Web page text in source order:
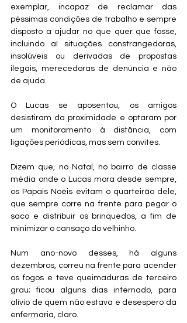
exemplar, incapaz de reclamar das
péssimas condições de trabalho e sempre
disposto a ajudar no que quer que fosse,
incluindo aí situações constrangedoras,
insolúveis ou derivadas de propostas
ilegais, merecedoras de denúncia e não
de ajuda.
O Lucas se aposentou, os amigos
desistiram da proximidade e optaram por
um monitoramento à distância, com
ligações periódicas, mas sem convites.
Dizem que, no Natal, no bairro de classe
média onde o Lucas mora desde sempre,
os Papais Noéis evitam o quarteirão dele,
que sempre corre na frente para pegar o
saco e distribuir os brinquedos, a fim de
minimizar o cansaço do velhinho.
Num ano-novo desses, há alguns
dezembros, correu na frente para acender
os fogos e teve queimaduras de terceiro
grau; ficou alguns dias internado, para
alívio de quem não estava e desespero da
enfermaria, claro.